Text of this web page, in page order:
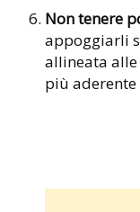
Non tenere
appoggiarli
allineata
più